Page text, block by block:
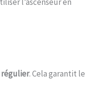
. Cela garantit le